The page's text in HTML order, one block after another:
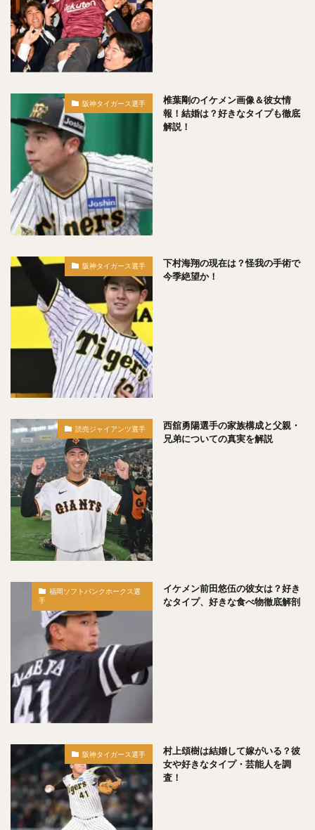
阪神タイガース選手
椎葉剛のイケメン画像＆彼女情
報！結婚は？好きなタイプも徹底
解説！
阪神タイガース選手
下村海翔の現在は？怪我の手術で
今季絶望か！
読売ジャイアンツ選手
西舘勇陽選手の家族構成と父親・
兄弟についての真実を解説
福岡ソフトバンクホークス選
手
イケメン前田悠伍の彼女は？好き
なタイプ、好きな食べ物徹底解剖
阪神タイガース選手
村上頌樹は結婚して嫁がいる？彼
女や好きなタイプ・芸能人を調
査！
宇田川優希（うだがわゆうき）
秋広優人（あきひろゆうと）
今井達也（いまいたつや）
小澤怜史（こざわれいじ）
平井克典（ひらいかつのり）
松坂大輔（まつざかだいすけ）
江川智晃（えがわともあき）
真砂勇介（まさごゆうすけ）
藤浪晋太郎（ふじなみしんたろう）
高橋純平（たかはしじゅんぺい）
斎藤佑樹（さいとうゆうき）
マシュー・コディ・ムーア
吉川尚輝（よしかわなおき）
平田良介（ひらたりょうすけ）
佐藤直樹（さとうなおき）
比嘉幹貴（ひがもとき）
高橋尚成（たかはしひさのり）
武田愛斗（たけだあいと）
立岡宗一郎（たておかそういちろう）
太田椋（おおたりょう）
中山礼都（なかやまらいと）
リック・バンデンハーク
今宮健太（いまみやけんた）
城所龍磨（きどころりゅうま）
尾形崇斗（おがたしゅうと）
松本航（まつもとわたる）
矢野燿大（やのあきひろ）
渡邉諒（わたなべりょう）
小園海斗（こぞのかいと）
重信慎之介（しげのぶしんのすけ）
大島洋平（おおしまようへい）
国吉佑樹（くによしゆうき）
柳町達（やなぎまちたつる）
杉本裕太郎（すぎもとゆうたろう）
山崎福也（やまさきさちや）
由規（よしのり）
成瀬善久（なるせよしひさ）
山瀬慎之助（やませしんのすけ）
加藤貴之（かとうたかゆき）